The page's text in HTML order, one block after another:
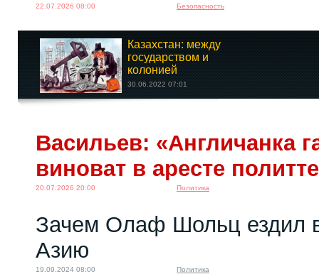
22.07.2026 08:00 Безопасность
Казахстан: между
государством и
колонией
30.06.2022 07:01
России-2022: анализ...
Васильев: «Англичанка
виноват в аресте
20.07.2026 20:00 Политика
Зачем Олаф Шольц ездил
Азию
19.09.2024 08:00 Политика